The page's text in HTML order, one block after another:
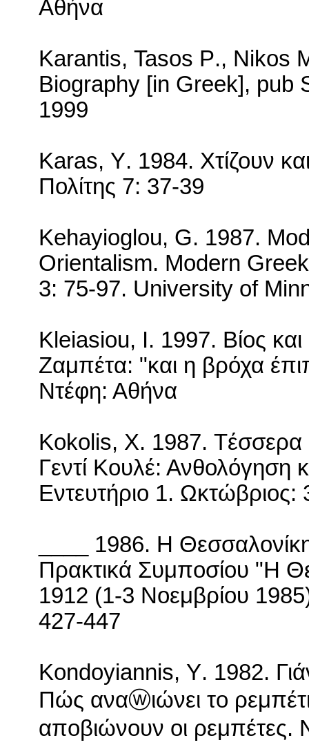
Αθήνα
Karantis, Tasos P., Nikos
Biography [in Greek], pub
1999
Karas, Y. 1984. Χτίζουν
Πολίτης 7: 37-39
Kehayioglou, G. 1987.
Orientalism. Modern
3: 75-97. University of
Kleiasiou, I. 1997. Βίος
Ζαμπέτα: "και η βρόχα
Ντέφη: Αθήνα
Kokolis, X. 1987. Tέσσερα
Γεντί Κουλέ: Ανθολόγηση
Εντευτήριο 1. Ωκτώβριος:
____ 1986. Η
Πρακτικά Συμποσίου "Η
1912 (1-3 Νοεμβρίου
427-447
Kondoyiannis, Y. 1982.
Πώς αναⓦιώνει το
αποβιώνουν οι ρεμπέτες.